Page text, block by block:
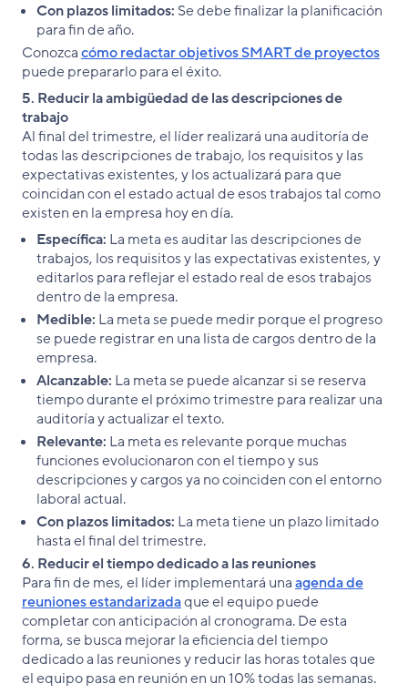
Con plazos limitados: Se debe finalizar la planificación
para fin de año.
Conozcacómo redactar objetivos SMART de proyectos
puede prepararlo para el éxito.
5. Reducir la ambigüedad de las descripciones de
trabajo
Al final del trimestre, el líder realizará una auditoría de
todas las descripciones de trabajo, los requisitos y las
expectativas existentes, y los actualizará para que
coincidan con el estado actual de esos trabajos tal como
existen en la empresa hoy en día.
Específica: La meta es auditar las descripciones de
trabajos, los requisitos y las expectativas existentes, y
editarlos para reflejar el estado real de esos trabajos
dentro de la empresa.
Medible: La meta se puede medir porque el progreso
se puede registrar en una lista de cargos dentro de la
empresa.
Alcanzable: La meta se puede alcanzar si se reserva
tiempo durante el próximo trimestre para realizar una
auditoría y actualizar el texto.
Relevante: La meta es relevante porque muchas
funciones evolucionaron con el tiempo y sus
descripciones y cargos ya no coinciden con el entorno
laboral actual.
Con plazos limitados: La meta tiene un plazo limitado
hasta el final del trimestre.
6. Reducir el tiempo dedicado a las reuniones
Para fin de mes, el líder implementará unaagenda de
reuniones estandarizadaque el equipo puede
completar con anticipación al cronograma. De esta
forma, se busca mejorar la eficiencia del tiempo
dedicado a las reuniones y reducir las horas totales que
el equipo pasa en reunión en un 10% todas las semanas.